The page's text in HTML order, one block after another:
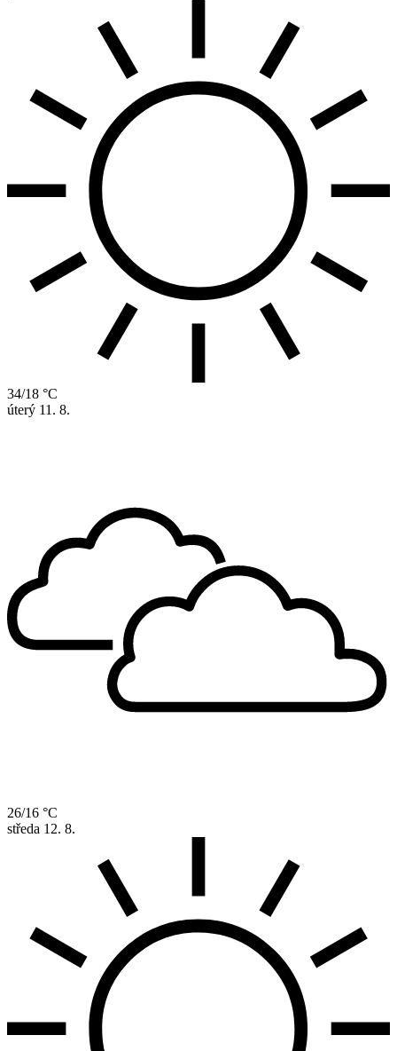
34/18 °C
úterý 11. 8.
26/16 °C
středa 12. 8.